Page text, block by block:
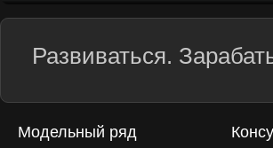
Развиваться.
Модельный ряд